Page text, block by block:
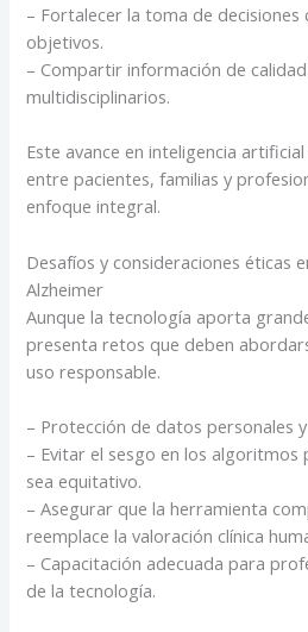
– Fortalecer la toma de decisiones
objetivos.
– Compartir información de
multidisciplinarios.
Este avance en inteligencia
entre pacientes, familias y
enfoque integral.
Desafíos y consideraciones éticas
Alzheimer
Aunque la tecnología aporta
presenta retos que deben
uso responsable.
– Protección de datos personales
– Evitar el sesgo en los algoritmos
sea equitativo.
– Asegurar que la herramienta
reemplace la valoración clínica
– Capacitación adecuada para
de la tecnología.